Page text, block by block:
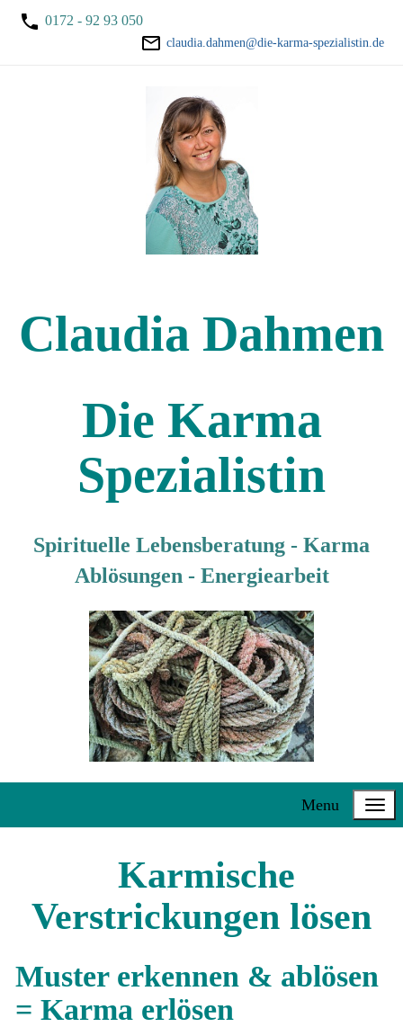
0172 - 92 93 050
claudia.dahmen@die-karma-spezialistin.de
Claudia Dahmen
Die Karma
Spezialistin
Spirituelle Lebensberatung - Karma
Ablösungen - Energiearbeit
Menu
Karmische
Verstrickungen lösen
Muster erkennen & ablösen
= Karma erlösen